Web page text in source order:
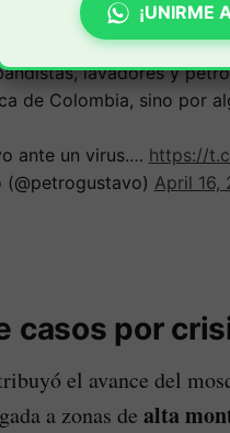
económica,
lavadores y
de Colombia, sino por
ante un virus.… https://
April 16,
casos por
el avance del
a zonas de alta
¡UNIRME